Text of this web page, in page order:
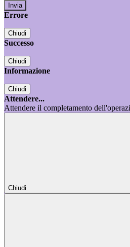
Errore
Chiudi
Successo
Chiudi
Informazione
Chiudi
Attendere...
Attendere il completamento
Chiudi